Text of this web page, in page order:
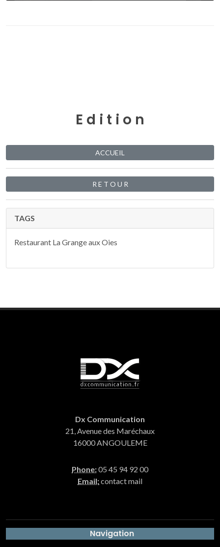
E d i t i o n
ACCUEIL
R E T O U R
TAGS
Restaurant La Grange aux Oies
Dx Communication
21, Avenue des Maréchaux
16000 ANGOULEME
Phone:05 45 94 92 00
Email:contact mail
Navigation